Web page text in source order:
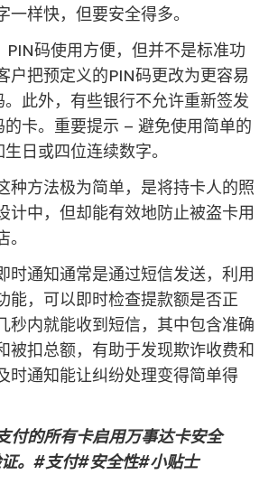
一样快，但要安全得多。
PIN码使用方便，但并不是标准功
户把预定义的PIN码更改为更容易
此外，有些银行不允许重新签发
的卡。重要提示 – 避免使用简单的
日或四位连续数字。
种方法极为简单，是将持卡人的照
计中，但却能有效地防止被盗卡用
时通知通常是通过短信发送，利用
能，可以即时检查提款额是否正
秒内就能收到短信，其中包含准确
被扣总额，有助于发现欺诈收费和
时通知能让纠纷处理变得简单得
付的所有卡启用万事达卡安全
。#支付#安全性#小贴士